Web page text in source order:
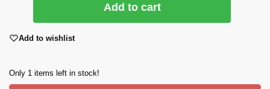
Add to cart
Add to wishlist
Only 1 items left in stock!